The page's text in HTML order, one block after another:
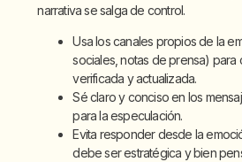
narrativa se salga de control.
Usa los canales propios de la
sociales, notas de prensa) para
verificada y actualizada.
Sé claro y conciso en los
para la especulación.
Evita responder desde la
debe ser estratégica y bien